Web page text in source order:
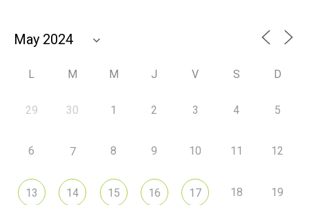
L M M J V S D
29 30 1 2 3 4 5
6 7 8 9 10 11 12
13 14 15 16 17 18 19